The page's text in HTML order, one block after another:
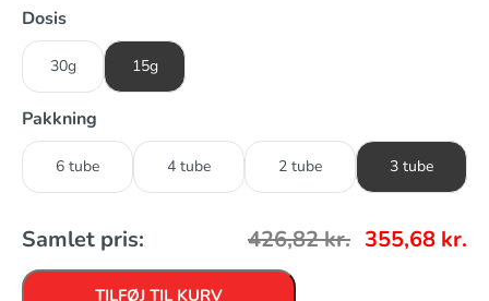
Dosis
30g 15g
Pakkning
6 tube 4 tube 2 tube 3 tube
Samlet pris: 426,82kr. 355,68 kr.
TILFØJ TIL KURV